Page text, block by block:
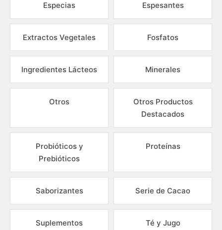
Especias Espesantes
Extractos Vegetales Fosfatos
Ingredientes Lácteos Minerales
Otros
Otros Productos
Destacados
Probióticos y
Prebióticos
Proteínas
Saborizantes Serie de Cacao
Suplementos
Té y Jugo